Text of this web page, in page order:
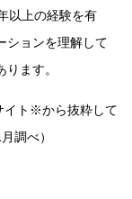
以上の経験を有
ションを理解して
ます。
イト※から抜粋して
調べ）